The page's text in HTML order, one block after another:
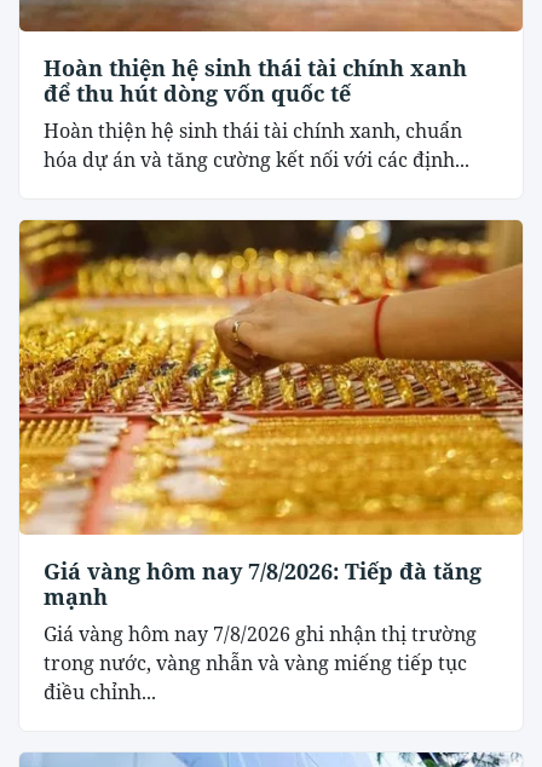
Hoàn thiện hệ sinh thái tài chính xanh
để thu hút dòng vốn quốc tế
Hoàn thiện hệ sinh thái tài chính xanh, chuẩn
hóa dự án và tăng cường kết nối với các định...
Giá vàng hôm nay 7/8/2026: Tiếp đà tăng
mạnh
Giá vàng hôm nay 7/8/2026 ghi nhận thị trường
trong nước, vàng nhẫn và vàng miếng tiếp tục
điều chỉnh...